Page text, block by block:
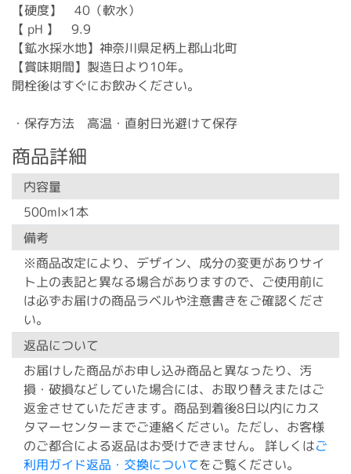
【硬度】 40（軟水）
【 pH 】 9.9
【鉱水採水地】神奈川県足柄上郡山北町
【賞味期間】製造日より10年。
開栓後はすぐにお飲みください。
・保存方法 高温・直射日光避けて保存
商品詳細
内容量
500ml×1本
備考
※商品改定により、デザイン、成分の変更がありサイ
ト上の表記と異なる場合がありますので、ご使用前に
は必ずお届けの商品ラベルや注意書きをご確認くださ
い。
返品について
お届けした商品がお申し込み商品と異なったり、汚
損・破損などしていた場合には、お取り替えまたはご
返金させていただきます。商品到着後8日以内にカス
タマーセンターまでご連絡ください。ただし、お客様
のご都合による返品はお受けできません。 詳しくはご
利用ガイド返品・交換についてをご覧ください。